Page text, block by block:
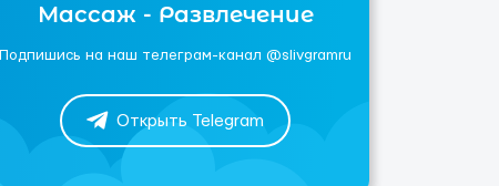
Массаж - Развлечение
Подпишись на наш телеграм-канал @slivgramru
Открыть Telegram